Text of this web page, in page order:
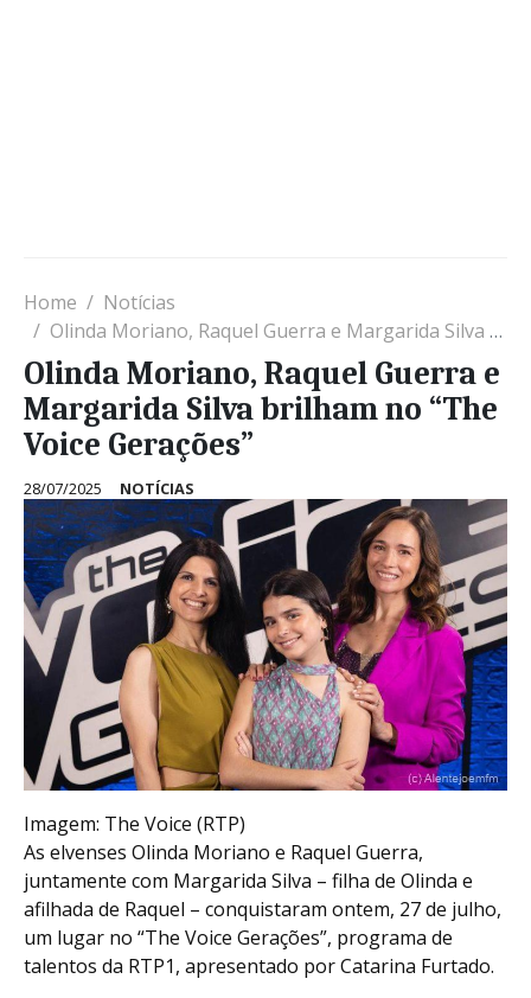
Home
Notícias
Olinda Moriano, Raquel Guerra e Margarida Silva brilham no “The Voice Gerações”
Olinda Moriano, Raquel Guerra e
Margarida Silva brilham no “The
Voice Gerações”
28/07/2025 NOTÍCIAS
Imagem: The Voice (RTP)
As elvenses Olinda Moriano e Raquel Guerra,
juntamente com Margarida Silva – filha de Olinda e
afilhada de Raquel – conquistaram ontem, 27 de julho,
um lugar no “The Voice Gerações”, programa de
talentos da RTP1, apresentado por Catarina Furtado.